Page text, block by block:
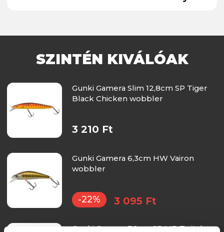
SZINTÉN KIVÁLÓAK
Gunki Gamera Slim 12,8cm SP Tiger
Black Chicken wobbler
3 210 Ft
Gunki Gamera 6,3cm HW Vairon
wobbler
-22% 3 095 Ft
Gunki Gamera 7,2cm SP MR Twitch